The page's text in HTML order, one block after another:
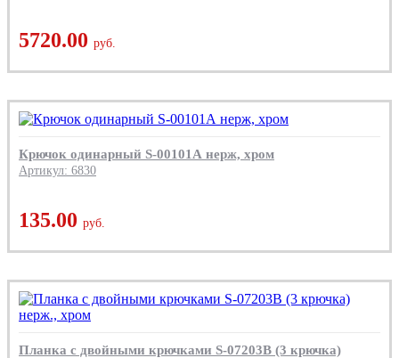
5720.00 руб.
Крючок одинарный S-00101А нерж, хром
Артикул: 6830
135.00 руб.
Планка с двойными крючками S-07203B (3 крючка)